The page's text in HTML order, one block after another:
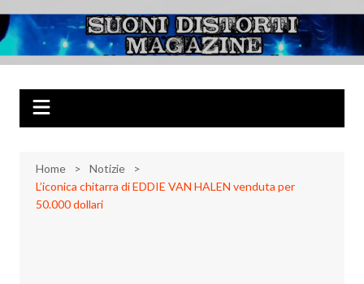
al
contenuto
Suoni Distorti
Magazine
Musica Rock, Metal, Punk e varie sonorità alternative
Home
Notizie
L’iconica chitarra di EDDIE VAN HALEN venduta per
50.000 dollari